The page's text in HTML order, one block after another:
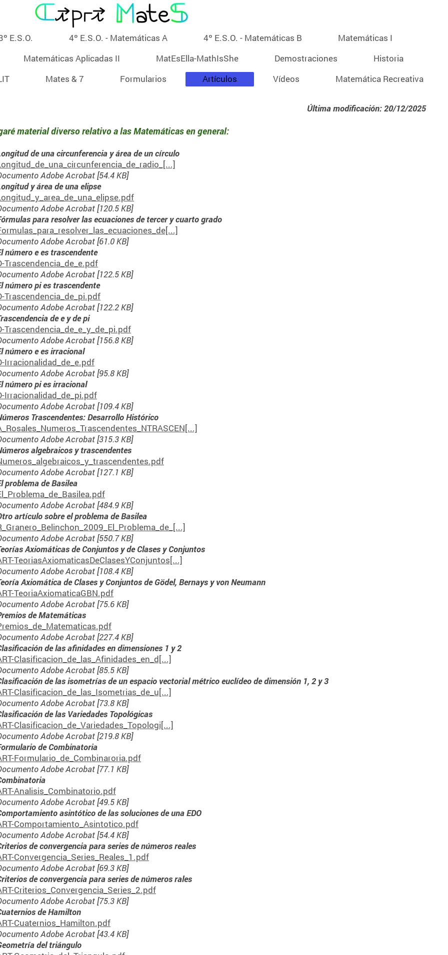
E.S.O. 4º E.S.O. - Matemáticas A 4º E.S.O. - Matemáticas B
Matemáticas I
Matemáticas Aplicadas II
MatEsElla-MathIsShe Demostraciones
Historia
Mates & 7 Formularios Artículos Vídeos Matemática Recreativa
Última modificación: 20/12/2025
material diverso relativo a las Matemáticas en general:
de una circunferencia y área de un círculo
Adobe Acrobat [54.4 KB]
y área de una elipse
Adobe Acrobat [120.5 KB]
para resolver las ecuaciones de tercer y cuarto grado
Adobe Acrobat [61.0 KB]
número e es trascendente
Trascendencia_de_e.pdf
Adobe Acrobat [122.5 KB]
número pi es trascendente
Trascendencia_de_pi.pdf
Adobe Acrobat [122.2 KB]
de e y de pi
Trascendencia_de_e_y_de_pi.pdf
Adobe Acrobat [156.8 KB]
número e es irracional
Irracionalidad_de_e.pdf
Adobe Acrobat [95.8 KB]
número pi es irracional
Irracionalidad_de_pi.pdf
Adobe Acrobat [109.4 KB]
Trascendentes: Desarrollo Histórico
Adobe Acrobat [315.3 KB]
algebraicos y trascendentes
Adobe Acrobat [127.1 KB]
problema de Basilea
Adobe Acrobat [484.9 KB]
artículo sobre el problema de Basilea
Adobe Acrobat [550.7 KB]
Axiomáticas de Conjuntos y de Clases y Conjuntos
TeoriasAxiomaticasDeClasesYConjuntos[...]
Adobe Acrobat [108.4 KB]
Axiomática de Clases y Conjuntos de Gödel, Bernays y von Neumann
TeoriaAxiomaticaGBN.pdf
Adobe Acrobat [75.6 KB]
de Matemáticas
Adobe Acrobat [227.4 KB]
de las afinidades en dimensiones 1 y 2
Clasificacion_de_las_Afinidades_en_d[...]
Adobe Acrobat [85.5 KB]
de las isometrías de un espacio vectorial métrico euclídeo de dimensión 1, 2 y 3
Clasificacion_de_las_Isometrias_de_u[...]
Adobe Acrobat [73.8 KB]
de las Variedades Topológicas
Clasificacion_de_Variedades_Topologi[...]
Adobe Acrobat [219.8 KB]
de Combinatoria
Formulario_de_Combinaroria.pdf
Adobe Acrobat [77.1 KB]
Analisis_Combinatorio.pdf
Adobe Acrobat [49.5 KB]
asintótico de las soluciones de una EDO
Comportamiento_Asintotico.pdf
Adobe Acrobat [54.4 KB]
de convergencia para series de números reales
Convergencia_Series_Reales_1.pdf
Adobe Acrobat [69.3 KB]
de convergencia para series de números rales
Criterios_Convergencia_Series_2.pdf
Adobe Acrobat [75.3 KB]
de Hamilton
Cuaternios_Hamilton.pdf
Adobe Acrobat [43.4 KB]
del triángulo